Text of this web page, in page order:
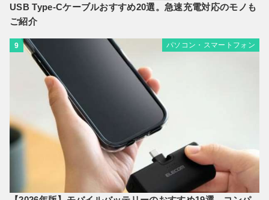
USB Type-Cケーブルおすすめ20選。急速充電対応のモノも
ご紹介
9 パソコン・スマートフォン